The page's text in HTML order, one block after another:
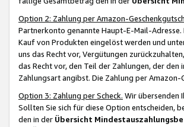
Option 2: Zahlung per Amazon-
Partnerkonto genannte Haupt-E-Mail-
Kauf von Produkten eingelöst werden und
uns das Recht vor, Vergütungen
das Recht vor, den Teil der Zahlungen, der
Zahlungsart angibst. Die Zahlung per
Option 3: Zahlung per Scheck. Wir übersenden
Sollten Sie sich für diese Option entscheiden,
den in der Übersicht